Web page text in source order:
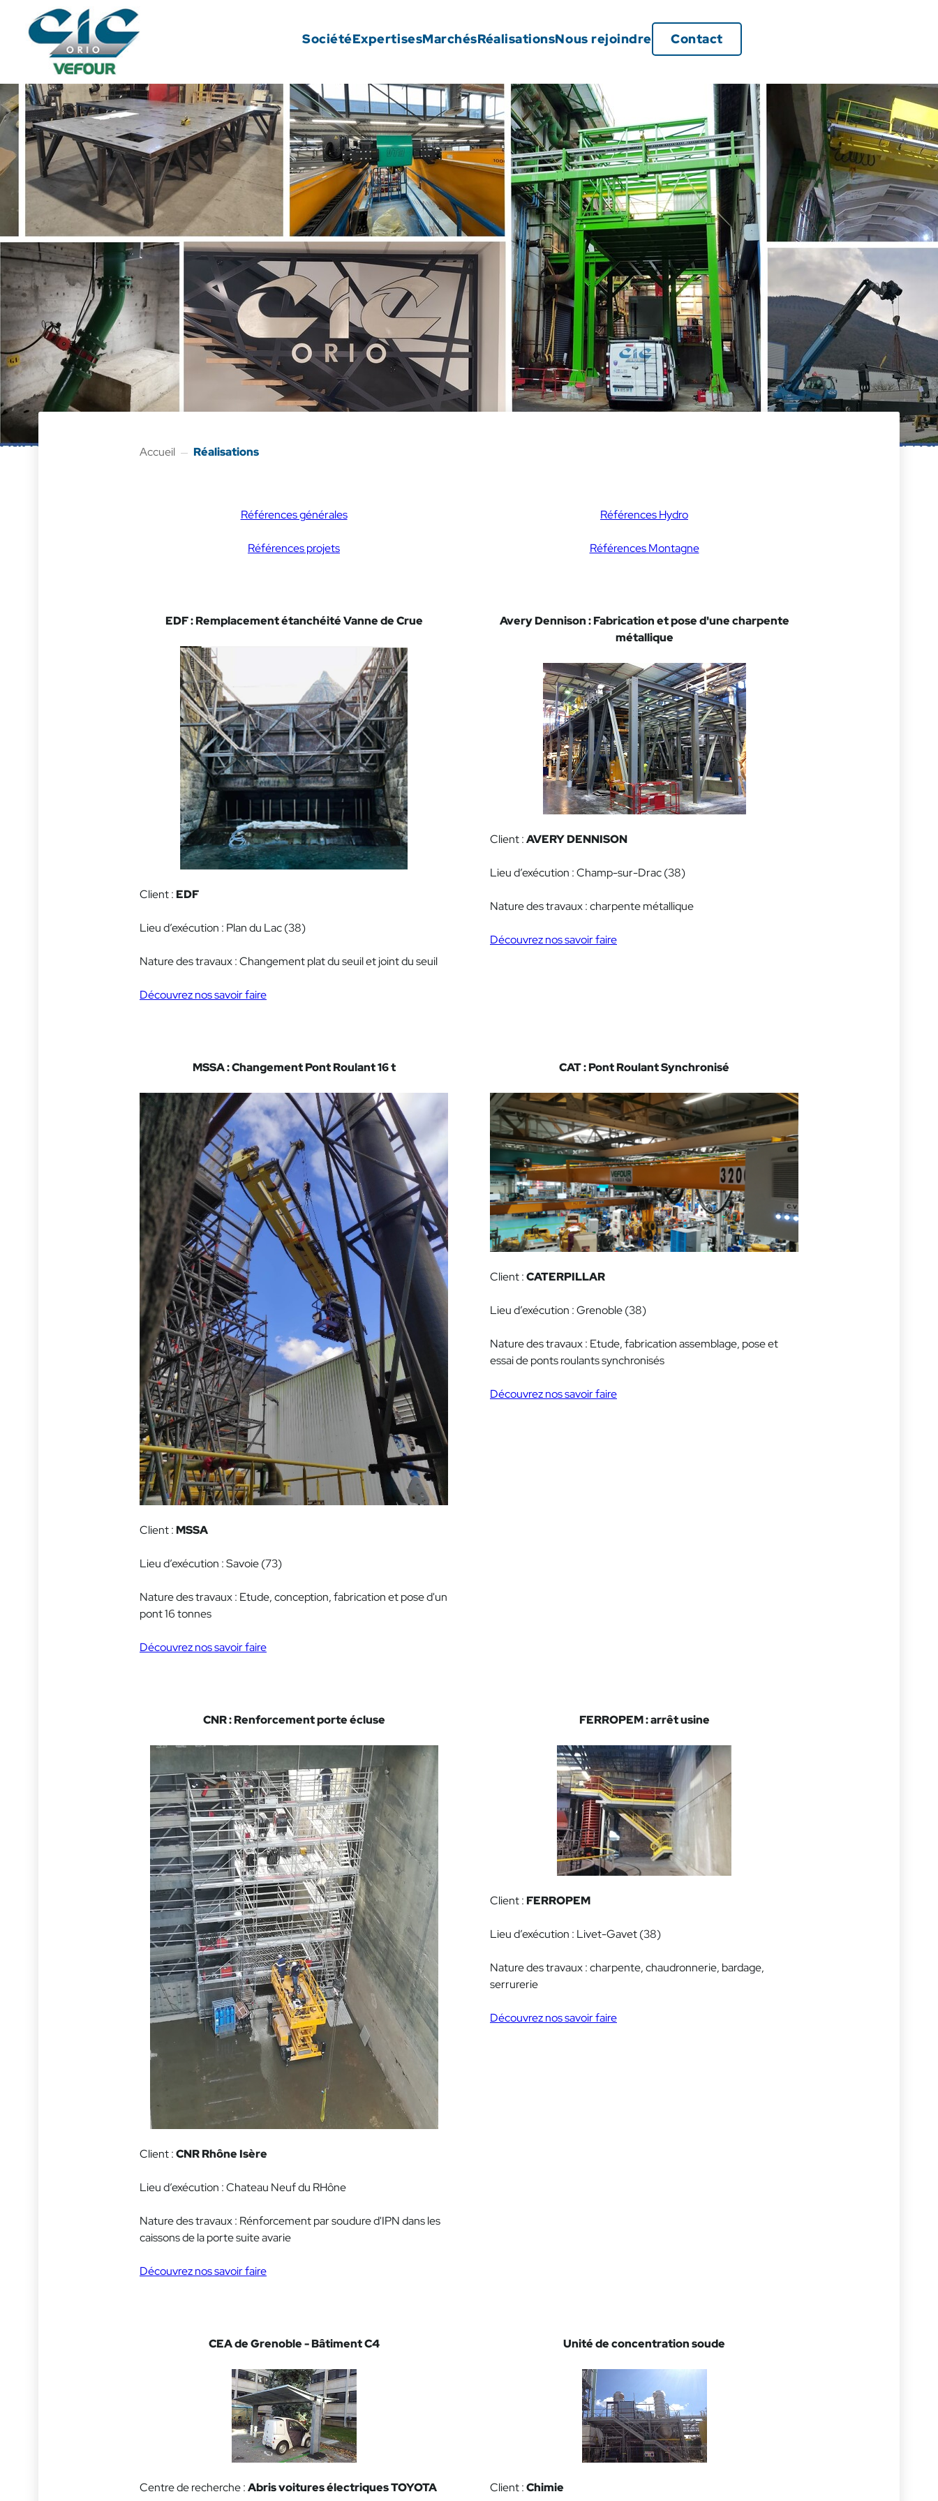
Panneau de gestion des cookies
SociétéExpertisesMarchésRéalisationsNous rejoindre Contact
Accueil Réalisations
Références générales
Références projets
Références Hydro
Références Montagne
EDF : Remplacement étanchéité Vanne de Crue
Client : EDF
Lieu d’exécution : Plan du Lac (38)
Nature des travaux : Changement plat du seuil et joint du seuil
Découvrez nos savoir faire
Avery Dennison : Fabrication et pose d'une charpente
métallique
Client :AVERY DENNISON
Lieu d’exécution : Champ-sur-Drac (38)
Nature des travaux : charpente métallique
Découvrez nos savoir faire
MSSA : Changement Pont Roulant 16 t
Client : MSSA
Lieu d’exécution : Savoie (73)
Nature des travaux : Etude, conception, fabrication et pose d'un
pont 16 tonnes
Découvrez nos savoir faire
CAT : Pont Roulant Synchronisé
Client :CATERPILLAR
Lieu d’exécution : Grenoble (38)
Nature des travaux : Etude, fabrication assemblage, pose et
essai de ponts roulants synchronisés
Découvrez nos savoir faire
CNR : Renforcement porte écluse
Client :CNR Rhône Isère
Lieu d’exécution : Chateau Neuf du RHône
Nature des travaux : Rénforcement par soudure d'IPN dans les
caissons de la porte suite avarie
Découvrez nos savoir faire
FERROPEM : arrêt usine
Client : FERROPEM
Lieu d’exécution : Livet-Gavet (38)
Nature des travaux : charpente, chaudronnerie, bardage,
serrurerie
Découvrez nos savoir faire
CEA de Grenoble - Bâtiment C4
Centre de recherche :Abris voitures électriques TOYOTA
Unité de concentration soude
Client :Chimie